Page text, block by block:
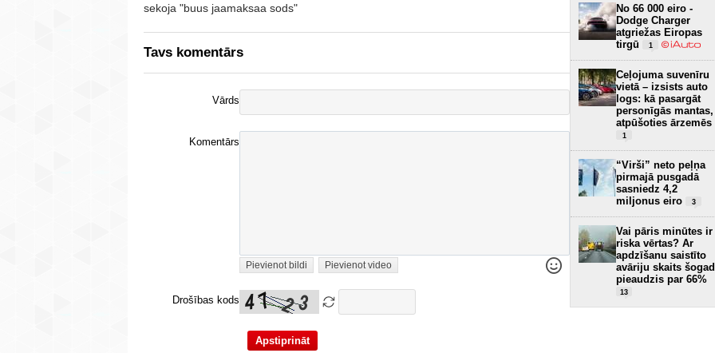
sekoja "buus jaamaksaa sods"
Tavs komentārs
Vārds
Komentārs
Pievienot bildi Pievienot video
Drošības kods
No 66 000 eiro -
Dodge Charger
atgriežas Eiropas
tirgū
1
Ceļojuma suvenīru
vietā – izsists auto
logs: kā pasargāt
personīgās mantas,
atpūšoties ārzemēs
1
“Virši” neto peļņa
pirmajā pusgadā
sasniedz 4,2
miljonus eiro
3
Vai pāris minūtes ir
riska vērtas? Ar
apdzīšanu saistīto
avāriju skaits šogad
pieaudzis par 66%
13